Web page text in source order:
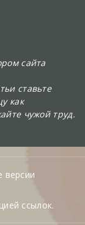
сайта
ставьте
как
чужой труд.
версии
ссылок.